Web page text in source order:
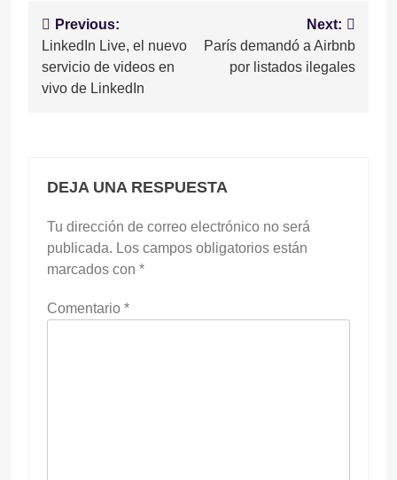
Navegación
de
entradas
Previous:
LinkedIn Live, el nuevo
servicio de videos en
vivo de LinkedIn
Next:
París demandó a Airbnb
por listados ilegales
DEJA UNA RESPUESTA
Tu dirección de correo electrónico no será
publicada. Los campos obligatorios están
marcados con *
Comentario *